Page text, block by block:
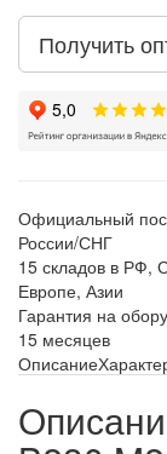
Получить
Официальный
России/СНГ
15 складов в РФ,
Европе, Азии
Гарантия на
15 месяцев
Описание